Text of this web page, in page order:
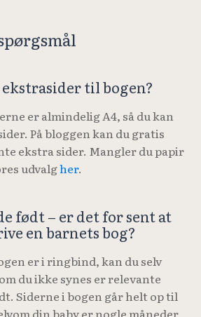
til bogen?
er almindelig A4, så du kan
På bloggen kan du gratis
ekstra sider. Mangler du papir
udvalgher.
født – er det for sent at
en barnets bog?
er i ringbind, kan du selv
du ikke synes er relevante
Siderne i bogen går helt op til
din baby er nogle måneder